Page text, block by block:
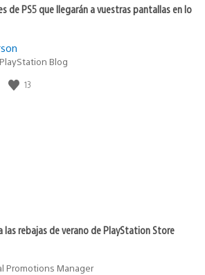
de PS5 que llegarán a vuestras pantallas en lo
Blog
13
las rebajas de verano de PlayStation Store
Promotions Manager